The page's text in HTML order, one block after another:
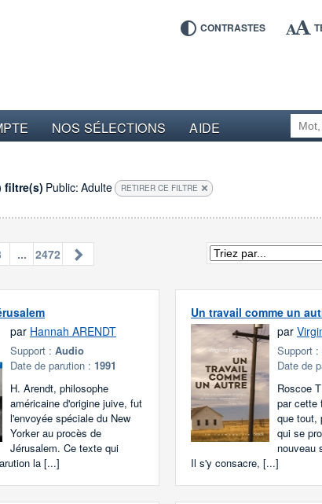
CONTRASTES
NOS SÉLECTIONS AIDE
filtre(s) Public: Adulte RETIRER CE FILTRE
... 2472
par Hannah ARENDT
Support :Audio
Date de parution : 1991
H. Arendt, philosophe
américaine d'origine juive, fut
l'envoyée spéciale du New
Yorker au procès de
Jérusalem. Ce texte qui
la [...]
Un travail comme un
par
Support :
Date de
Roscoe
par cette
que tout,
qui se
nouveau
Il s'y consacre, [...]